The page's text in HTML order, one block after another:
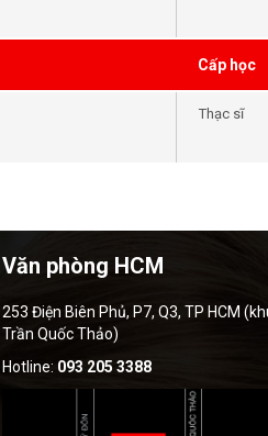
Cấp học
Thạc sĩ
Văn phòng HCM
253 Điện Biên Phủ, P7, Q3, TP HCM
Trần Quốc Thảo)
Hotline: 093 205 3388